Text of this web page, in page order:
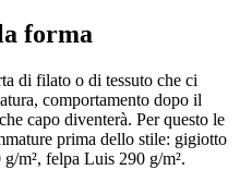
forma
di filato o di tessuto che ci
comportamento dopo il
capo diventerà. Per questo le
prima dello stile: gigiotto
m², felpa Luis 290 g/m².